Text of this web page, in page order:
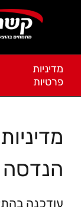
מדיניות
פרטיות
הנדסה